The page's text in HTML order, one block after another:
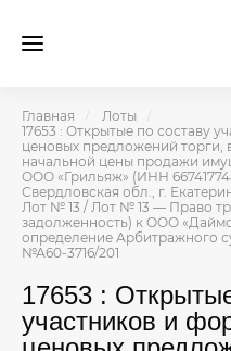
Главная
Лоты
17653 : Открытые по составу
ценовых предложений
начальной цены продажи
ООО «Грильяж» (ИНН
Свердловская обл., г.
Лот № 13 / Лот № 13 — Право
задолженность) к ООО
определение Арбитражного
№А60-3716/201
17653 :
участников и